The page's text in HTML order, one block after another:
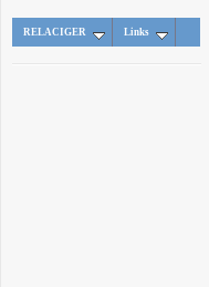
RELACIGER Links